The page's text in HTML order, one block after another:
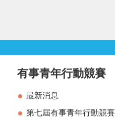
有事青年行動競賽
最新消息
第七屆有事青年行動競賽